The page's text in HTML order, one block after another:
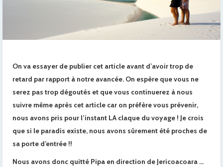
On va essayer de publier cet article avant d’avoir trop de
retard par rapport à notre avancée. On espère que vous ne
serez pas trop dégoutés et que vous continuerez à nous
suivre même après cet article car on préfère vous prévenir,
nous avons pris pour l’instant LA claque du voyage ! Je crois
que si le paradis existe, nous avons sûrement été proches de
sa porte d’entrée !!
Nous avons donc quitté Pipa en direction de Jericoacoara …